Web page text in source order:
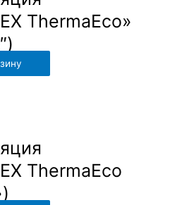
ThermaEco»
ThermaEco